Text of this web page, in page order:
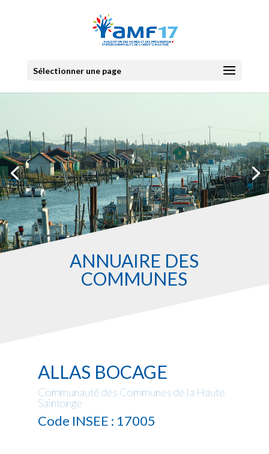
Sélectionner une page
ANNUAIRE DES
COMMUNES
ALLAS BOCAGE
Communauté des Communes de la Haute
Saintonge
Code INSEE : 17005